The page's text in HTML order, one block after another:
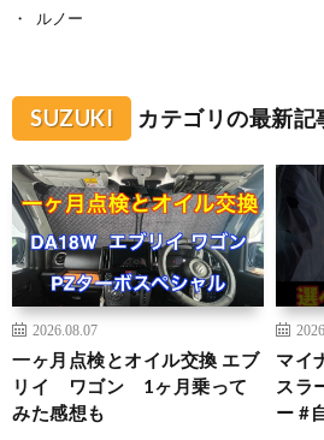
ルノー
SUZUKI カテゴリの最新記
2026.08.07
一ヶ月点検とオイル交換 エブ
リイ ワゴン 1ヶ月乗って
みた感想も
マイ
スラ
ー #